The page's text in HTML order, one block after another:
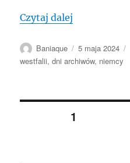
Czytaj dalej
Autor
Baniaque
Data
publikacji
5 maja 2024
westfalii,dni archiwów, niemcy
Stronicowanie
STRONA1